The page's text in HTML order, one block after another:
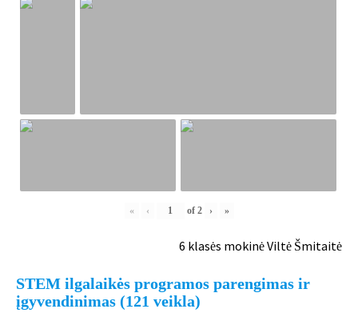
« ‹ of 2 › »
6 klasės mokinė Viltė Šmitaitė
STEM ilgalaikės programos parengimas ir
įgyvendinimas (121 veikla)